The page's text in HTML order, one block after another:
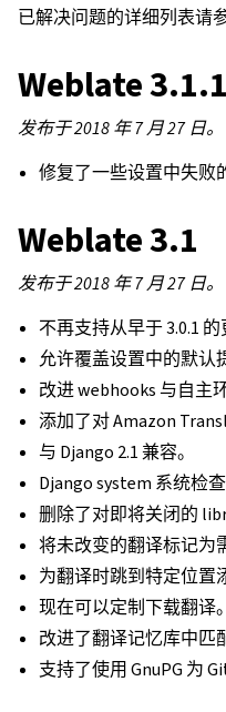
已解决问题的详细列表请
Weblate 3.1.1
发布于 2018 年 7 月 27 日。
修复了一些设置中失败
Weblate 3.1
发布于 2018 年 7 月 27 日。
不再支持从早于 3.0.1 的
允许覆盖设置中的默认
改进 webhooks 与自主
添加了对 Amazon
与 Django 2.1 兼容。
Django system 系统检
删除了对即将关闭的
将未改变的翻译标记为
为翻译时跳到特定位置
现在可以定制下载翻译。
改进了翻译记忆库中匹
支持了使用 GnuPG 为